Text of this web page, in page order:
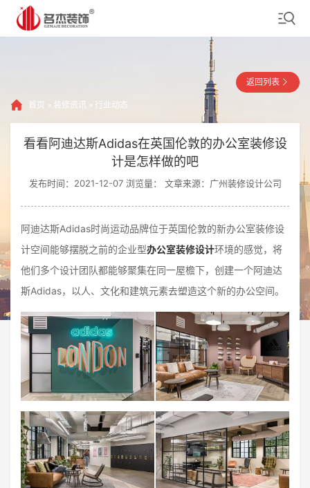
首页 » 装修资讯 » 行业动态
返回列表
看看阿迪达斯Adidas在英国伦敦的办公室装修设
计是怎样做的吧
发布时间：2021-12-07 浏览量： 文章来源：广州装修设计公司
阿迪达斯Adidas时尚运动品牌位于英国伦敦的新办公室装修设
计空间能够摆脱之前的企业型办公室装修设计环境的感觉，将
他们多个设计团队都能够聚集在同一屋檐下，创建一个阿迪达
斯Adidas，以人、文化和建筑元素去塑造这个新的办公空间。